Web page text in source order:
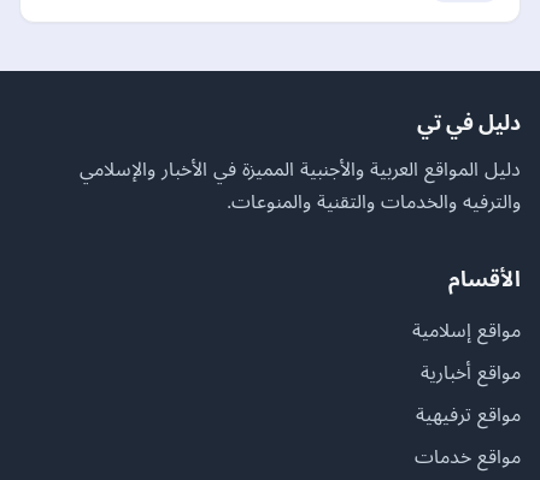
دليل في تي
دليل المواقع العربية والأجنبية المميزة في الأخبار والإسلامي
والترفيه والخدمات والتقنية والمنوعات.
الأقسام
مواقع إسلامية
مواقع أخبارية
مواقع ترفيهية
مواقع خدمات